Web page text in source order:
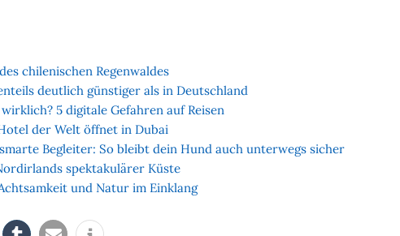
chilenischen Regenwaldes
deutlich günstiger als in Deutschland
5 digitale Gefahren auf Reisen
der Welt öffnet in Dubai
Begleiter: So bleibt dein Hund auch unterwegs sicher
spektakulärer Küste
und Natur im Einklang